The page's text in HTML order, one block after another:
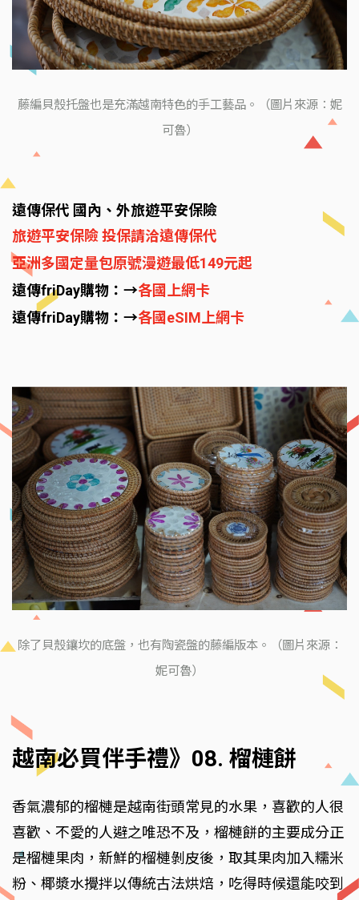
藤編貝殼托盤也是充滿越南特色的手工藝品。（圖片來源：妮
可魯）
遠傳保代 國內、外旅遊平安保險
旅遊平安保險 投保請洽遠傳保代
亞洲多國定量包原號漫遊最低149元起
遠傳friDay購物：→各國上網卡
遠傳friDay購物：→各國eSIM上網卡
除了貝殼鑲坎的底盤，也有陶瓷盤的藤編版本。（圖片來源：
妮可魯）
越南必買伴手禮》08. 榴槤餅
香氣濃郁的榴槤是越南街頭常見的水果，喜歡的人很
喜歡、不愛的人避之唯恐不及，榴槤餅的主要成分正
是榴槤果肉，新鮮的榴槤剝皮後，取其果肉加入糯米
粉、椰漿水攪拌以傳統古法烘焙，吃得時候還能咬到